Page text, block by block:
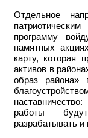
Отдельное
программу
памятных
карту, которая
активов в
образ района»
работы
разрабатывать